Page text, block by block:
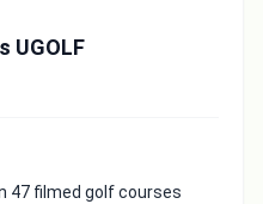
UGOLF
47 filmed golf courses